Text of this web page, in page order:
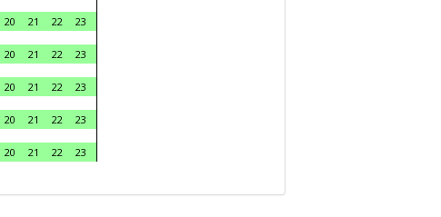
20 21 22
23
20 21 22
23
20 21 22
23
20 21 22
23
20 21 22
23